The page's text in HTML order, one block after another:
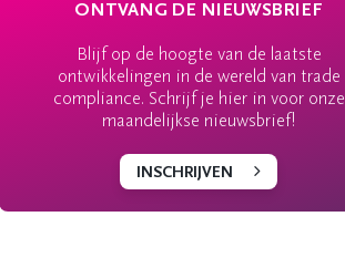
ONTVANG DE NIEUWSBRIEF
Blijf op de hoogte van de laatste
ontwikkelingen in de wereld van trade
compliance. Schrijf je hier in voor onze
maandelijkse nieuwsbrief!
INSCHRIJVEN